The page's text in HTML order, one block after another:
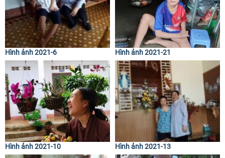
Hình ảnh 2021-6 Hình ảnh 2021-21
Hình ảnh 2021-10 Hình ảnh 2021-13